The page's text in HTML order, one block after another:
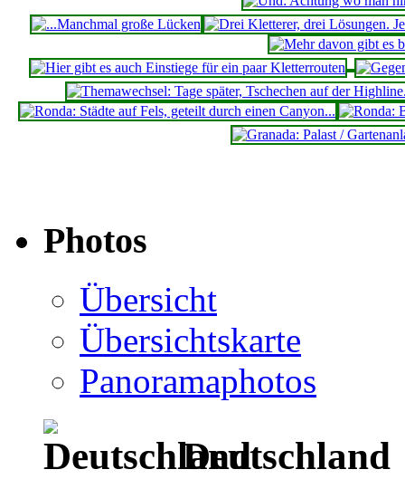
Photos
Übersicht
Übersichtskarte
Panoramaphotos
Deutschland